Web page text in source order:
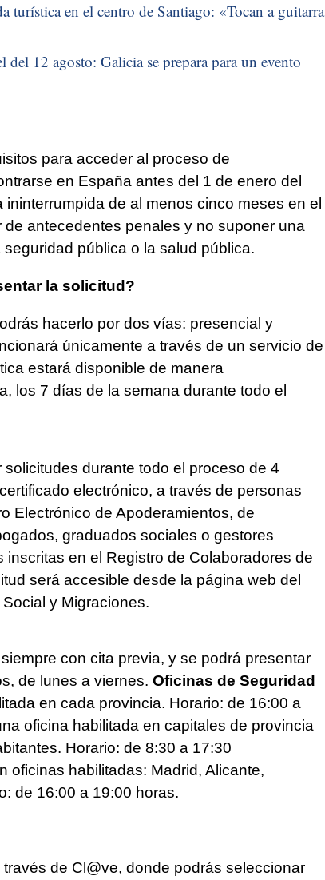
turística en el centro de Santiago: «Tocan a guitarra
12 agosto: Galicia se prepara para un evento
para acceder al proceso de
en España antes del 1 de enero del
de al menos cinco meses en el
antecedentes penales y no suponer una
pública o la salud pública.
la solicitud?
hacerlo por dos vías: presencial y
únicamente a través de un servicio de
estará disponible de manera
los 7 días de la semana durante todo el
durante todo el proceso de 4
electrónico, a través de personas
Electrónico de Apoderamientos, de
graduados sociales o gestores
en el Registro de Colaboradores de
será accesible desde la página web del
y Migraciones.
con cita previa, y se podrá presentar
de lunes a viernes. Oficinas de Seguridad
en cada provincia. Horario: de 16:00 a
oficina habilitada en capitales de provincia
Horario: de 8:30 a 17:30
oficinas habilitadas: Madrid, Alicante,
de 16:00 a 19:00 horas.
de Cl@ve, donde podrás seleccionar